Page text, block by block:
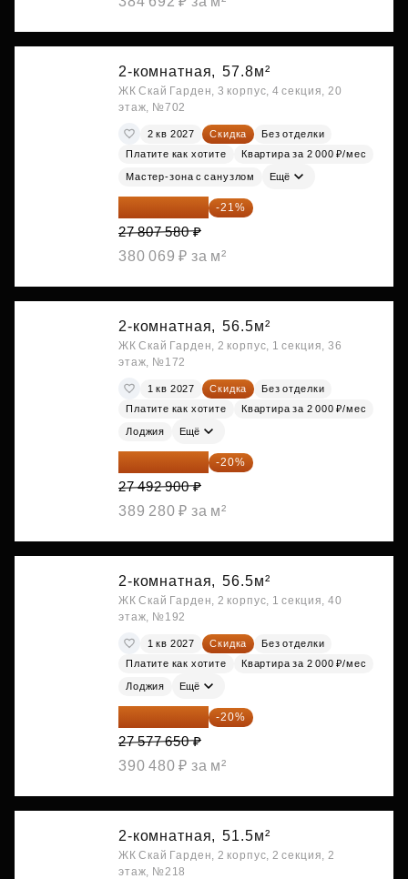
2-комнатная, 57.8м²
ЖК Скай Гарден, 3 корпус, 4 секция, 20
этаж, №702
2 кв 2027 Скидка
Без отделки
Платите как хотите
Квартира за 2 000 ₽/мес
Мастер-зона с санузлом Ещё
21 967 988 ₽ -21%
27 807 580 ₽
380 069 ₽ за м²
2-комнатная, 56.5м²
ЖК Скай Гарден, 2 корпус, 1 секция, 36
этаж, №172
1 кв 2027 Скидка
Без отделки
Платите как хотите
Квартира за 2 000 ₽/мес
Лоджия Ещё
21 994 320 ₽ -20%
27 492 900 ₽
389 280 ₽ за м²
2-комнатная, 56.5м²
ЖК Скай Гарден, 2 корпус, 1 секция, 40
этаж, №192
1 кв 2027 Скидка
Без отделки
Платите как хотите
Квартира за 2 000 ₽/мес
Лоджия Ещё
22 062 120 ₽ -20%
27 577 650 ₽
390 480 ₽ за м²
2-комнатная, 51.5м²
ЖК Скай Гарден, 2 корпус, 2 секция, 2
этаж, №218